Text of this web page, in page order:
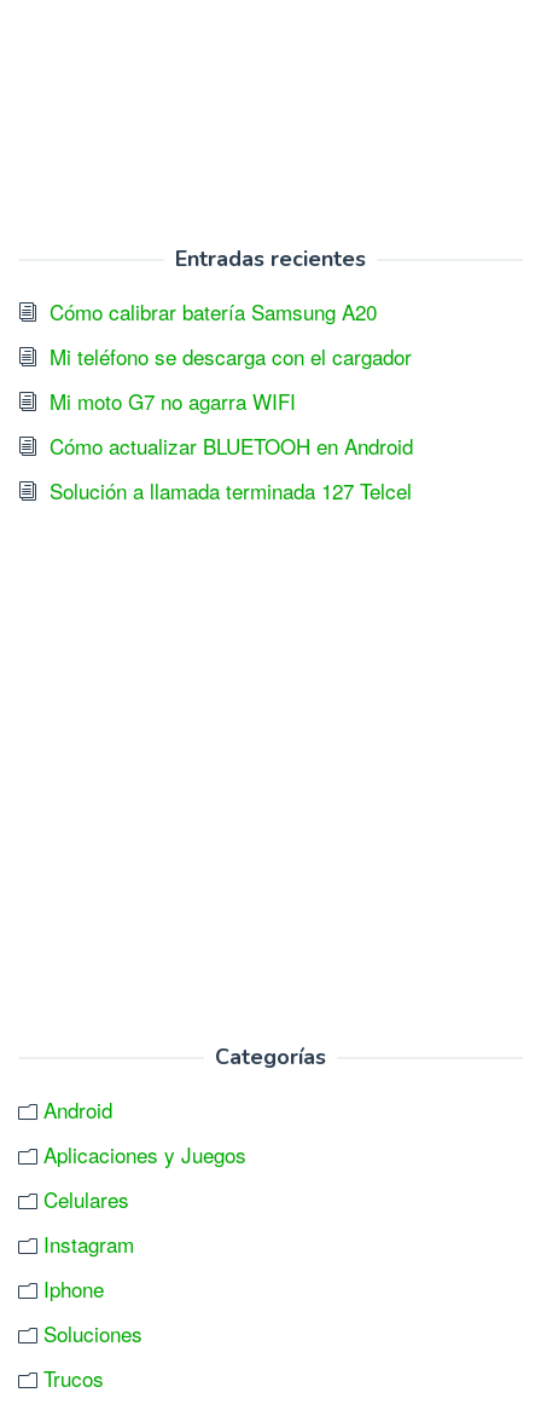
Entradas recientes
Cómo calibrar batería Samsung A20
Mi teléfono se descarga con el cargador
Mi moto G7 no agarra WIFI
Cómo actualizar BLUETOOH en Android
Solución a llamada terminada 127 Telcel
Categorías
Android
Aplicaciones y Juegos
Celulares
Instagram
Iphone
Soluciones
Trucos